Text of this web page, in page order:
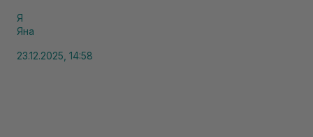
Я
Яна
23.12.2025, 14:58